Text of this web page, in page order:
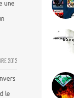
une
2012
le